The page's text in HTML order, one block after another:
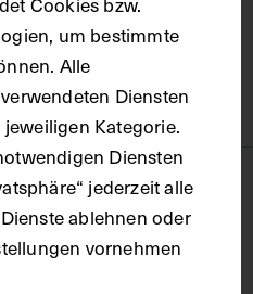
um bestimmte
Alle
Diensten
Kategorie.
Diensten
jederzeit alle
ablehnen oder
vornehmen